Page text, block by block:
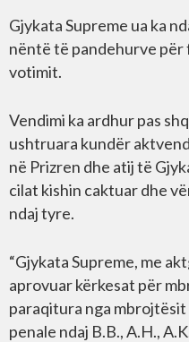
Gjykata Supreme ua ka
nëntë të pandehurve
votimit.
Vendimi ka ardhur pas
ushtruara kundër
në Prizren dhe atij të
cilat kishin caktuar dhe
ndaj tyre.
“Gjykata Supreme, me
aprovuar kërkesat për
paraqitura nga
penale ndaj B.B., A.H.,